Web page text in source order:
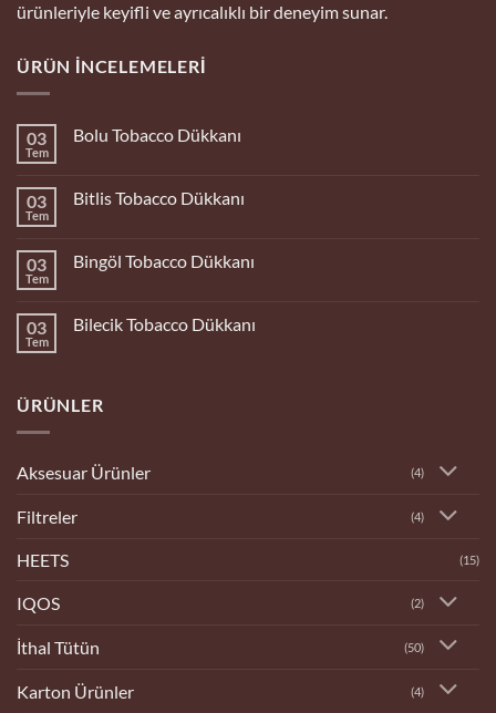
ürünleriyle keyifli ve ayrıcalıklı bir deneyim sunar.
ÜRÜN İNCELEMELERI
03
Tem
Bolu Tobacco Dükkanı
Tobacco
03
Tem
Bitlis Tobacco Dükkanı
Tobacco
03
Tem
Bingöl Tobacco Dükkanı
Tobacco
03
Tem
Bilecik Tobacco Dükkanı
Dükkanı
ÜRÜNLER
Aksesuar Ürünler (4)
Filtreler (4)
HEETS (15)
IQOS (2)
İthal Tütün (50)
Karton Ürünler (4)